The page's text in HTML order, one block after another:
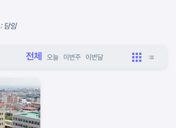
담임
전체 오늘 이번주 이번달